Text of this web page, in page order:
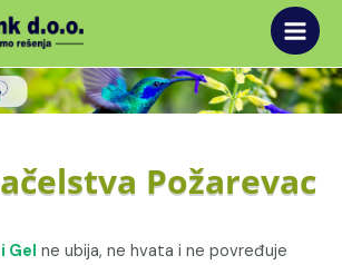
Main
Požarevac
Gel ne ubija, ne hvata i ne povređuje